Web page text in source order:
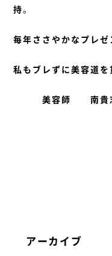
持。
毎年ささやかなプレゼ
私もブレずに美容道を
美容師 南貴
アーカイブ